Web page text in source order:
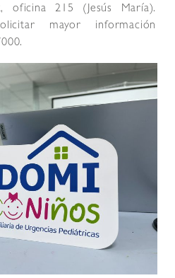
oficina 215 (Jesús María).
mayor información